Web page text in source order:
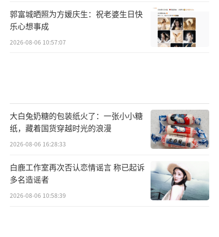
郭富城晒照为方媛庆生：祝老婆生日快
乐心想事成
2026-08-06 10:57:07
大白兔奶糖的包装纸火了：一张小小糖
纸，藏着国货穿越时光的浪漫
2026-08-06 16:28:33
白鹿工作室再次否认恋情谣言 称已起诉
多名造谣者
2026-08-06 10:58:39